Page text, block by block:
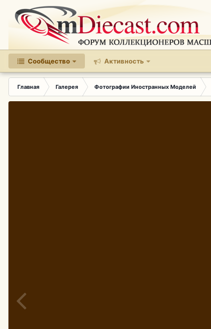
Сообщество Активность
Главная Галерея Фотографии Иностранных Моделей